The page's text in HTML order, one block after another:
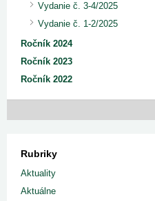
Vydanie č. 3-4/2025
Vydanie č. 1-2/2025
Ročník 2024
Ročník 2023
Ročník 2022
Rubriky
Aktuality
Aktuálne